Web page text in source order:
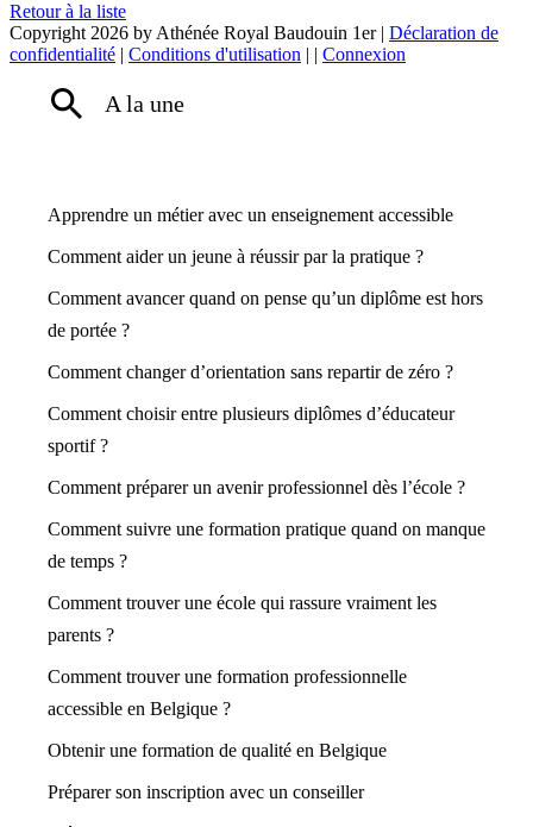
Retour à la liste
Copyright 2026 by Athénée Royal Baudouin 1er | Déclaration de
confidentialité | Conditions d'utilisation | | Connexion
A la une
Apprendre un métier avec un enseignement accessible
Comment aider un jeune à réussir par la pratique ?
Comment avancer quand on pense qu’un diplôme est hors
de portée ?
Comment changer d’orientation sans repartir de zéro ?
Comment choisir entre plusieurs diplômes d’éducateur
sportif ?
Comment préparer un avenir professionnel dès l’école ?
Comment suivre une formation pratique quand on manque
de temps ?
Comment trouver une école qui rassure vraiment les
parents ?
Comment trouver une formation professionnelle
accessible en Belgique ?
Obtenir une formation de qualité en Belgique
Préparer son inscription avec un conseiller